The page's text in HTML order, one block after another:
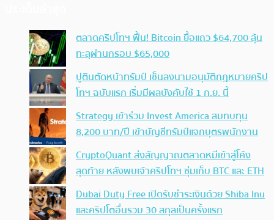
ตลาดคริปโทฯ ฟื้น! Bitcoin ยื้อแถว $64,700 ลุ้น
ทะลุผ่านกรอบ $65,000
ปูตินตัดหน้าทรัมป์ เซ็นลงนามอนุมัติกฎหมายคริป
โทฯ ฉบับแรก เริ่มมีผลบังคับใช้ 1 ก.ย. นี้
Strategy เข้าร่วม Invest America สมทบทุน
8,200 บาท/ปี เข้าบัญชีทรัมป์แจกบุตรพนักงาน
CryptoQuant ส่งสัญญาณตลาดหมีเข้าสู่โค้ง
สุดท้าย หลังพบเจ้าคริปโทฯ ซุ่มเก็บ BTC และ ETH
Dubai Duty Free เปิดรับชำระเงินด้วย Shiba Inu
และคริปโตอื่นรวม 30 สกุลเป็นครั้งแรก